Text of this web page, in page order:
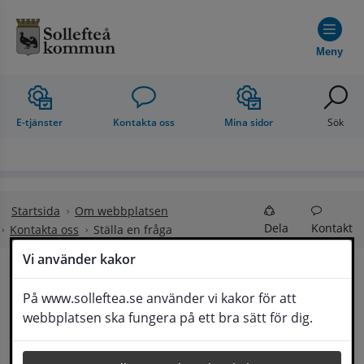
Vi använder kakor
På www.solleftea.se använder vi kakor för att
webbplatsen ska fungera på ett bra sätt för dig.
Meny
E-tjänster Kontakta oss Mina sidor Sök
Startsida
Om webbplatsen
Kontakta oss
Ställa en fråga Dela Kontakt
Ställa en fråga
Om din fråga är omfattande kan det bli aktuellt